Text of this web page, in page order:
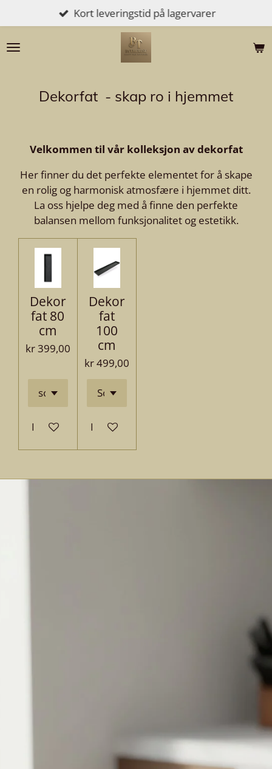
til
hovedinnhold
Kort leveringstid på lagervarer
Dekorfat - skap ro i hjemmet
Velkommen til vår kolleksjon av dekorfat
Her finner du det perfekte elementet for å skape
en rolig og harmonisk atmosfære i hjemmet ditt.
La oss hjelpe deg med å finne den perfekte
balansen mellom funksjonalitet og estetikk.
Dekor
fat 80
cm
kr 399,00
Legg til handlevogn
Dekor
fat
100
cm
kr 499,00
Legg til handlevogn